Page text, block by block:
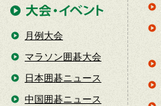
月例大会
マラソン囲碁大会
日本囲碁ニュース
中国囲碁ニュース